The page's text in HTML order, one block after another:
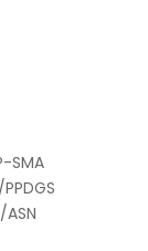
SMA